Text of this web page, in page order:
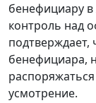
бенефициару
контроль над
подтверждает,
бенефициара,
усмотрение.